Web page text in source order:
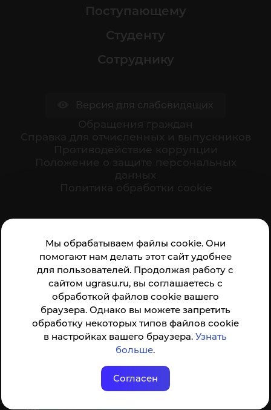
Мы обрабатываем файлы cookie. Они
помогают нам делать этот сайт удобнее
для пользователей. Продолжая работу с
сайтом ugrasu.ru, вы соглашаетесь с
обработкой файлов cookie вашего
браузера. Однако вы можете запретить
обработку некоторых типов файлов cookie
в настройках вашего браузера.Узнать
больше.
Согласен
Поступающему
Студенту
Сотруднику
организации:
Анкета доступна по QR-коду, а так же по прямой
ссылке
© ФГБОУ ВО ЮГУ 2001–2026